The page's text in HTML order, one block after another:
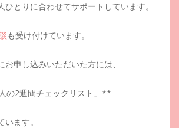
ひとりに合わせてサポートしています。
も受け付けています。
お申し込みいただいた方には、
の2週間チェックリスト」**
ます。